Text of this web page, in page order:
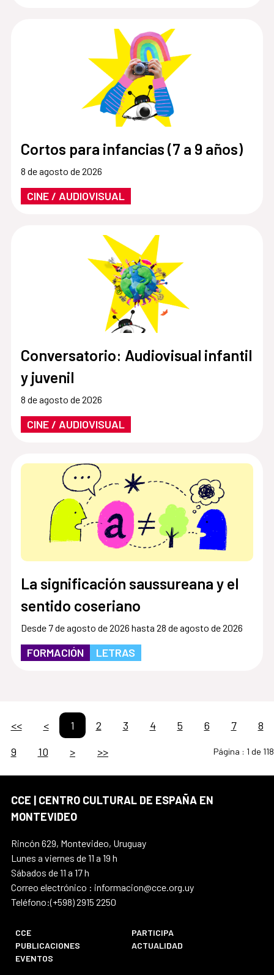
Cortos para infancias (7 a 9 años)
8 de agosto de 2026
CINE / AUDIOVISUAL
Conversatorio: Audiovisual infantil
y juvenil
8 de agosto de 2026
CINE / AUDIOVISUAL
La significación saussureana y el
sentido coseriano
Desde 7 de agosto de 2026 hasta 28 de agosto de 2026
FORMACIÓN LETRAS
<< < 1 2 3 4 5 6 7
8
9
10 > >> Página : 1 de 118
CCE | CENTRO CULTURAL DE ESPAÑA EN
MONTEVIDEO
Rincón 629, Montevideo, Uruguay
Lunes a viernes de 11 a 19 h
Sábados de 11 a 17 h
Correo electrónico : informacion@cce.org.uy
Teléfono:(+598) 2915 2250
CCE
PARTICIPA
PUBLICACIONES
ACTUALIDAD
EVENTOS